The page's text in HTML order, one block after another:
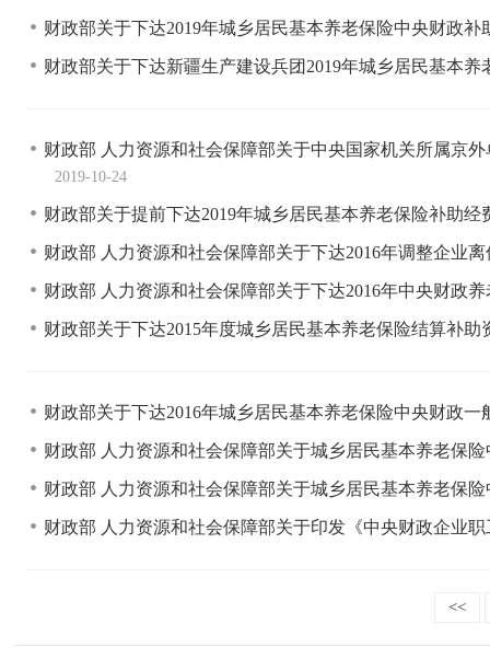
财政部关于下达2019年城乡居民基本养老保险中央财政
财政部关于下达新疆生产建设兵团2019年城乡居民基本
财政部 人力资源和社会保障部关于中央国家机关所属京
2019-10-24
财政部关于提前下达2019年城乡居民基本养老保险补助
财政部 人力资源和社会保障部关于下达2016年调整企业
财政部 人力资源和社会保障部关于下达2016年中央财政
财政部关于下达2015年度城乡居民基本养老保险结算补
财政部关于下达2016年城乡居民基本养老保险中央财政
财政部 人力资源和社会保障部关于城乡居民基本养老保
财政部 人力资源和社会保障部关于城乡居民基本养老保
财政部 人力资源和社会保障部关于印发《中央财政企业
<<